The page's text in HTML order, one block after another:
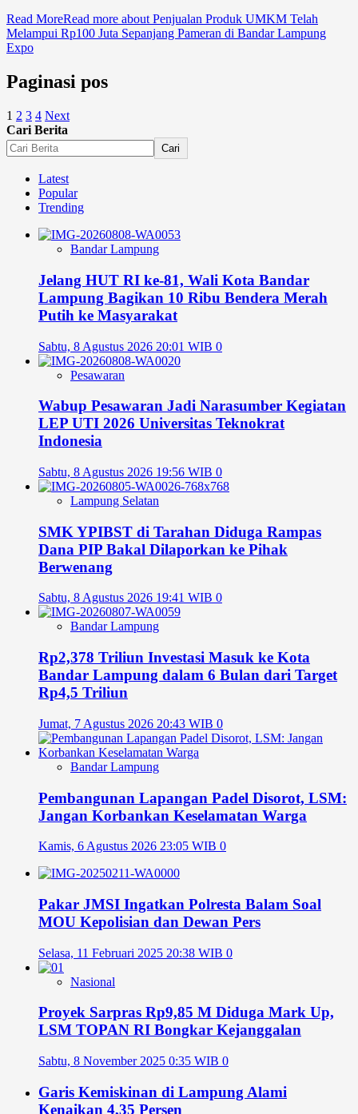
Read MoreRead more about Penjualan Produk UMKM Telah
Melampui Rp100 Juta Sepanjang Pameran di Bandar Lampung
Expo
Paginasi pos
1 2 3 4 Next
Cari Berita
Cari
Latest
Popular
Trending
Bandar Lampung
Jelang HUT RI ke-81, Wali Kota Bandar
Lampung Bagikan 10 Ribu Bendera Merah
Putih ke Masyarakat
Sabtu, 8 Agustus 2026 20:01 WIB 0
Pesawaran
Wabup Pesawaran Jadi Narasumber Kegiatan
LEP UTI 2026 Universitas Teknokrat
Indonesia
Sabtu, 8 Agustus 2026 19:56 WIB 0
Lampung Selatan
SMK YPIBST di Tarahan Diduga Rampas
Dana PIP Bakal Dilaporkan ke Pihak
Berwenang
Sabtu, 8 Agustus 2026 19:41 WIB 0
Bandar Lampung
Rp2,378 Triliun Investasi Masuk ke Kota
Bandar Lampung dalam 6 Bulan dari Target
Rp4,5 Triliun
Jumat, 7 Agustus 2026 20:43 WIB 0
Bandar Lampung
Pembangunan Lapangan Padel Disorot, LSM:
Jangan Korbankan Keselamatan Warga
Kamis, 6 Agustus 2026 23:05 WIB 0
Pakar JMSI Ingatkan Polresta Balam Soal
MOU Kepolisian dan Dewan Pers
Selasa, 11 Februari 2025 20:38 WIB 0
Nasional
Proyek Sarpras Rp9,85 M Diduga Mark Up,
LSM TOPAN RI Bongkar Kejanggalan
Sabtu, 8 November 2025 0:35 WIB 0
Garis Kemiskinan di Lampung Alami
Kenaikan 4,35 Persen